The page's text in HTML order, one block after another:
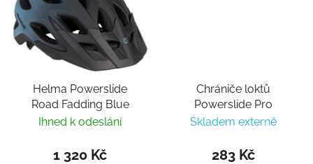
Helma Powerslide
Road Fadding Blue
Ihned k odeslání
1 320 Kč
Chrániče loktů
Powerslide Pro
Skladem externě
283 Kč